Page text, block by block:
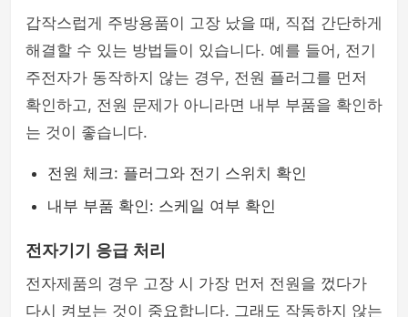
갑작스럽게 주방용품이 고장 났을 때, 직접 간단하게
해결할 수 있는 방법들이 있습니다. 예를 들어, 전기
주전자가 동작하지 않는 경우, 전원 플러그를 먼저
확인하고, 전원 문제가 아니라면 내부 부품을 확인하
는 것이 좋습니다.
전원 체크: 플러그와 전기 스위치 확인
내부 부품 확인: 스케일 여부 확인
전자기기 응급 처리
전자제품의 경우 고장 시 가장 먼저 전원을 껐다가
다시 켜보는 것이 중요합니다. 그래도 작동하지 않는